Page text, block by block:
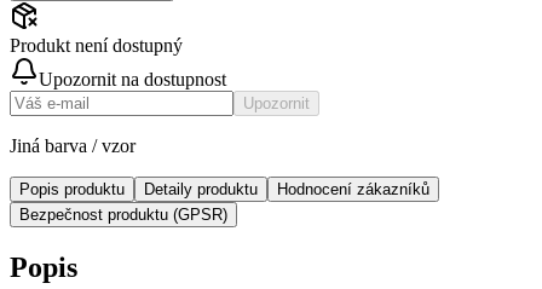
Produkt není dostupný
Upozornit na dostupnost
Upozornit
Jiná barva / vzor
Popis produktu Detaily produktu
Hodnocení zákazníků
Bezpečnost produktu (GPSR)
Popis